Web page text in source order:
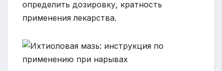
определить дозировку, кратность
применения лекарства.